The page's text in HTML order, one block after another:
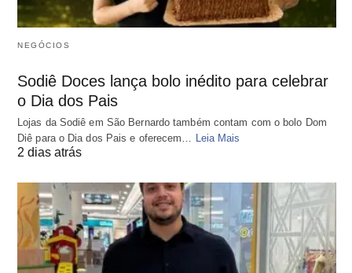
NEGÓCIOS
Sodiê Doces lança bolo inédito para celebrar
o Dia dos Pais
Lojas da Sodiê em São Bernardo também contam com o bolo Dom
Diê para o Dia dos Pais e oferecem… Leia Mais
2 dias atrás